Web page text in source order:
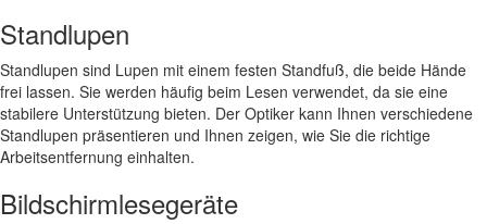
Standlupen
Standlupen sind Lupen mit einem festen Standfuß, die beide Hände
frei lassen. Sie werden häufig beim Lesen verwendet, da sie eine
stabilere Unterstützung bieten. Der Optiker kann Ihnen verschiedene
Standlupen präsentieren und Ihnen zeigen, wie Sie die richtige
Arbeitsentfernung einhalten.
Bildschirmlesegeräte